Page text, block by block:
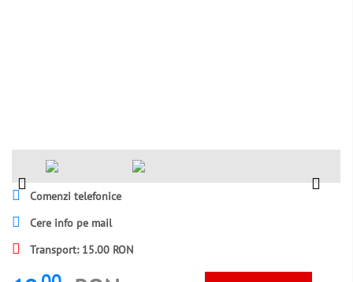
Comenzi telefonice
Cere info pe mail
Transport: 15.00 RON